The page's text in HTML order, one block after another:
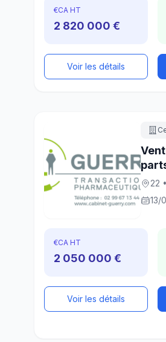
€CA HT
2 820 000 €
Voir les détails
22
13/
€CA HT
2 050 000 €
Voir les détails